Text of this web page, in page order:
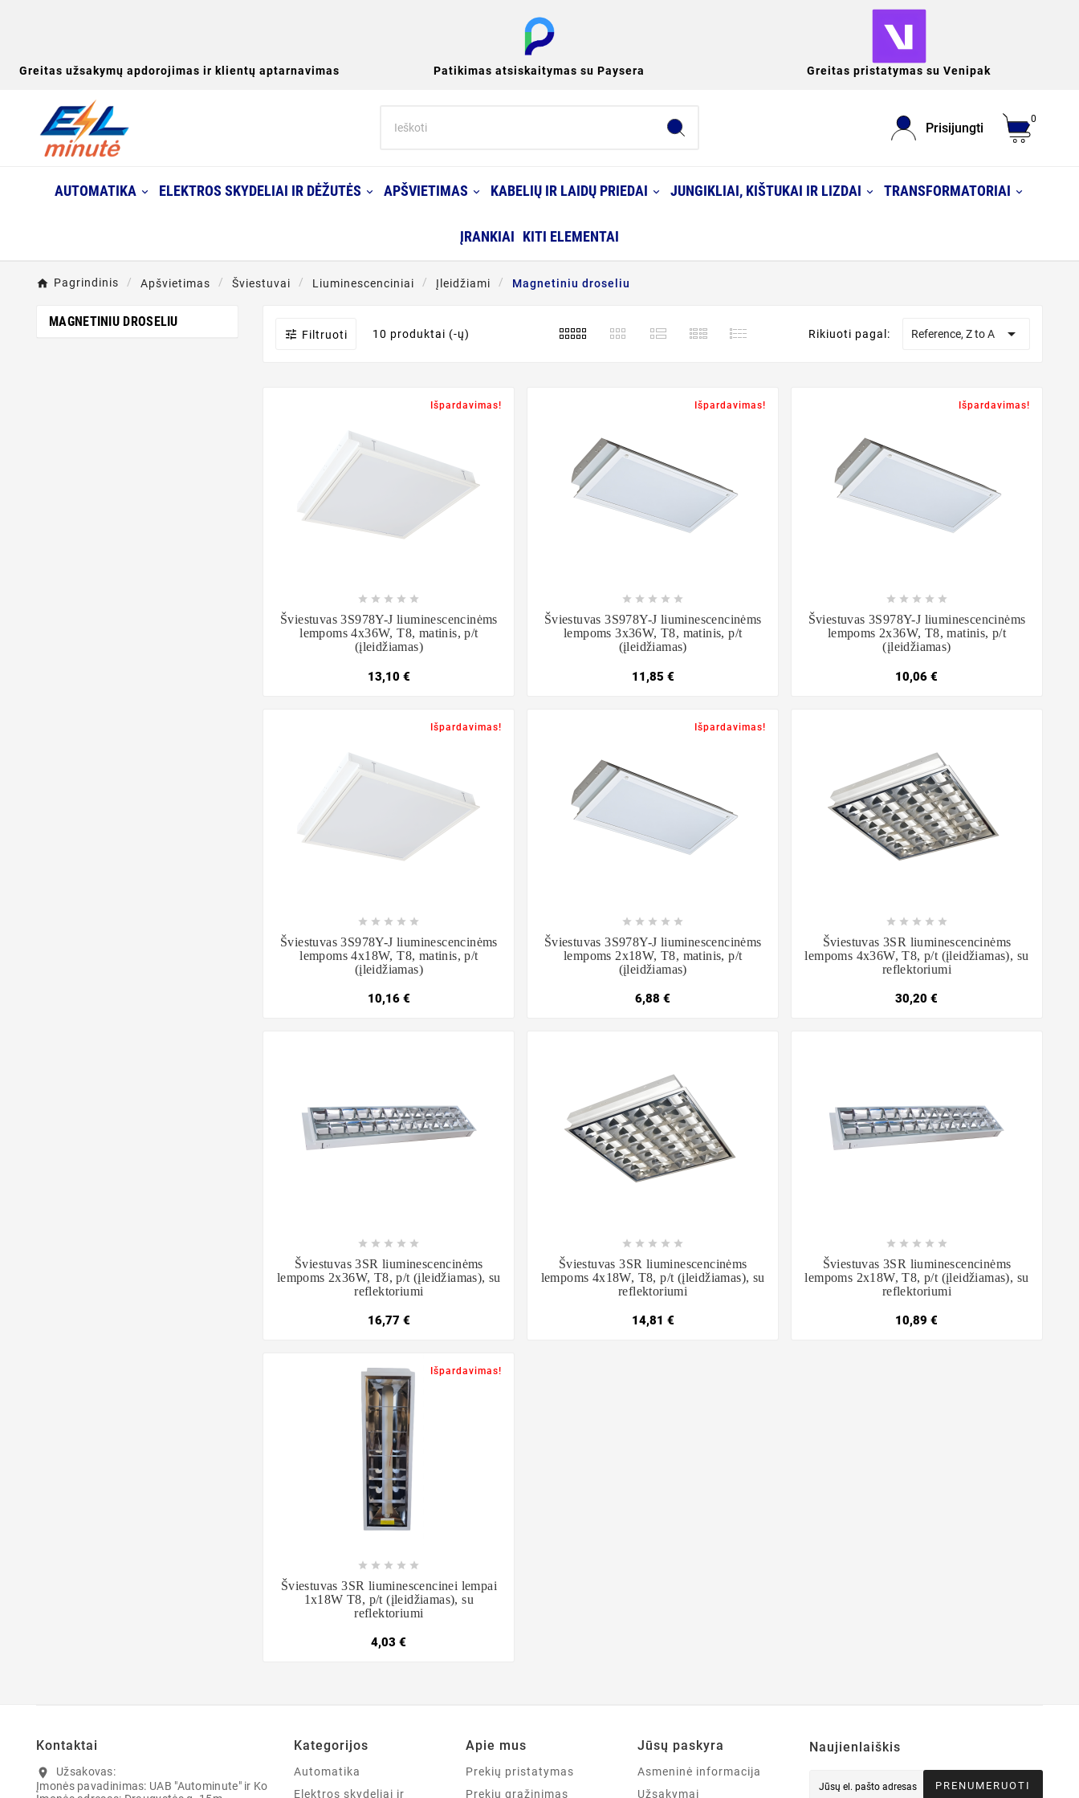
Greitas užsakymų apdorojimas ir klientų aptarnavimas Patikimas atsiskaitymas su Paysera Greitas pristatymas su Venipak
Prisijungti
0
AUTOMATIKA ELEKTROS SKYDELIAI IR DĖŽUTĖS APŠVIETIMAS KABELIŲ IR LAIDŲ PRIEDAI JUNGIKLIAI, KIŠTUKAI IR LIZDAI TRANSFORMATORIAI
ĮRANKIAI KITI ELEMENTAI
Pagrindinis Apšvietimas Šviestuvai Liuminescenciniai Įleidžiami Magnetiniu droseliu
MAGNETINIU DROSELIU
 Filtruoti 10 produktai (-ų) Rikiuoti pagal: Reference, Z to A 
Išpardavimas!
    
Šviestuvas 3S978Y-J liuminescencinėms
lempoms 4x36W, T8, matinis, p/t
(įleidžiamas)
13,10 €
Išpardavimas!
    
Šviestuvas 3S978Y-J liuminescencinėms
lempoms 3x36W, T8, matinis, p/t
(įleidžiamas)
11,85 €
Išpardavimas!
    
Šviestuvas 3S978Y-J liuminescencinėms
lempoms 2x36W, T8, matinis, p/t
(įleidžiamas)
10,06 €
Išpardavimas!
 
    
Šviestuvas 3S978Y-J liuminescencinėms
lempoms 4x18W, T8, matinis, p/t
(įleidžiamas)
10,16 €
Išpardavimas!
 
    
Šviestuvas 3S978Y-J liuminescencinėms
lempoms 2x18W, T8, matinis, p/t
(įleidžiamas)
6,88 €
 
    
Šviestuvas 3SR liuminescencinėms
lempoms 4x36W, T8, p/t (įleidžiamas), su
reflektoriumi
30,20 €
    
Šviestuvas 3SR liuminescencinėms
lempoms 2x36W, T8, p/t (įleidžiamas), su
reflektoriumi
16,77 €
    
Šviestuvas 3SR liuminescencinėms
lempoms 4x18W, T8, p/t (įleidžiamas), su
reflektoriumi
14,81 €
    
Šviestuvas 3SR liuminescencinėms
lempoms 2x18W, T8, p/t (įleidžiamas), su
reflektoriumi
10,89 €
Išpardavimas!
    
Šviestuvas 3SR liuminescencinei lempai
1x18W T8, p/t (įleidžiamas), su
reflektoriumi
4,03 €
Kontaktai
location_on
Užsakovas:
Įmonės pavadinimas: UAB "Autominute" ir Ko
Kategorijos
Automatika
Elektros skydeliai ir
Apie mus
Prekių pristatymas
Prekių grąžinimas
Jūsų paskyra
Asmeninė informacija
Užsakymai
Naujienlaiškis
PRENUMERUOTI